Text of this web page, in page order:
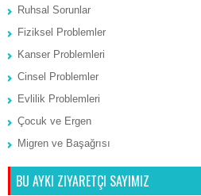
Ruhsal Sorunlar
Fiziksel Problemler
Kanser Problemleri
Cinsel Problemler
Evlilik Problemleri
Çocuk ve Ergen
Migren ve Başağrısı
BU AYKI ZIYARETÇI SAYIMIZ